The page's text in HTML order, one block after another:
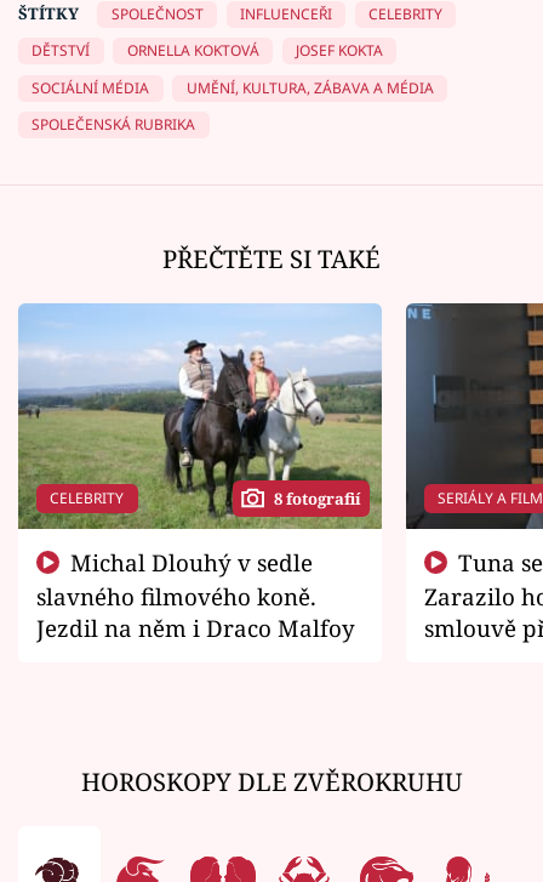
ŠTÍTKY
SPOLEČNOST INFLUENCEŘI
CELEBRITY
DĚTSTVÍ
ORNELLA KOKTOVÁ
JOSEF KOKTA
SOCIÁLNÍ MÉDIA
UMĚNÍ, KULTURA, ZÁBAVA A MÉDIA
SPOLEČENSKÁ RUBRIKA
PŘEČTĚTE SI TAKÉ
CELEBRITY 8 fotografií
slavného filmového koně.
Jezdil na něm i Draco Malfoy
SERIÁLY A
Zarazilo
smlouvě
HOROSKOPY DLE ZVĚROKRUHU